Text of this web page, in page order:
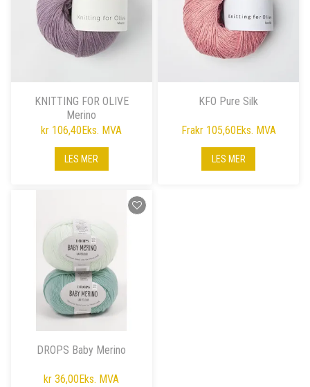
KNITTING FOR OLIVE
Merino
kr 106,40Eks. MVA
LES MER
KFO Pure Silk
Frakr 105,60Eks. MVA
LES MER
DROPS Baby Merino
kr 36,00Eks. MVA